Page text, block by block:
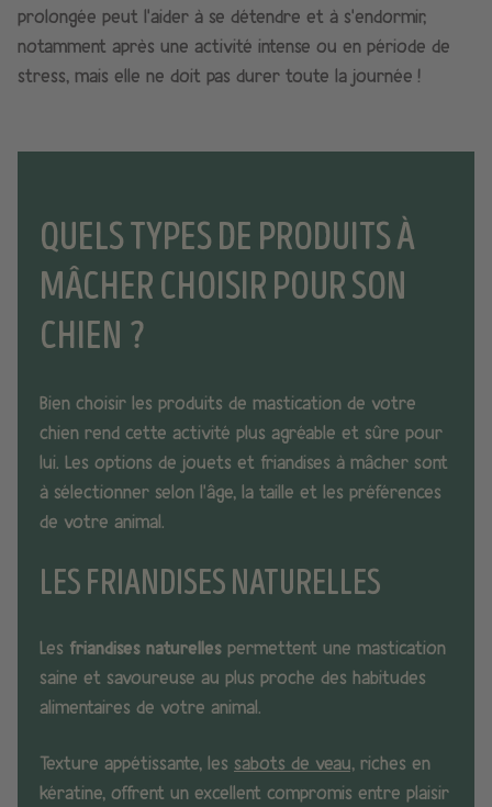
prolongée peut l’aider à se détendre et à s’endormir,
notamment après une activité intense ou en période de
stress, mais elle ne doit pas durer toute la journée !
QUELS TYPES DE PRODUITS À
MÂCHER CHOISIR POUR SON
CHIEN ?
Bien choisir les produits de mastication de votre
chien rend cette activité plus agréable et sûre pour
lui. Les options de jouets et friandises à mâcher sont
à sélectionner selon l’âge, la taille et les préférences
de votre animal.
LES FRIANDISES NATURELLES
Les friandises naturelles permettent une mastication
saine et savoureuse au plus proche des habitudes
alimentaires de votre animal.
Texture appétissante, les sabots de veau, riches en
kératine, offrent un excellent compromis entre plaisir